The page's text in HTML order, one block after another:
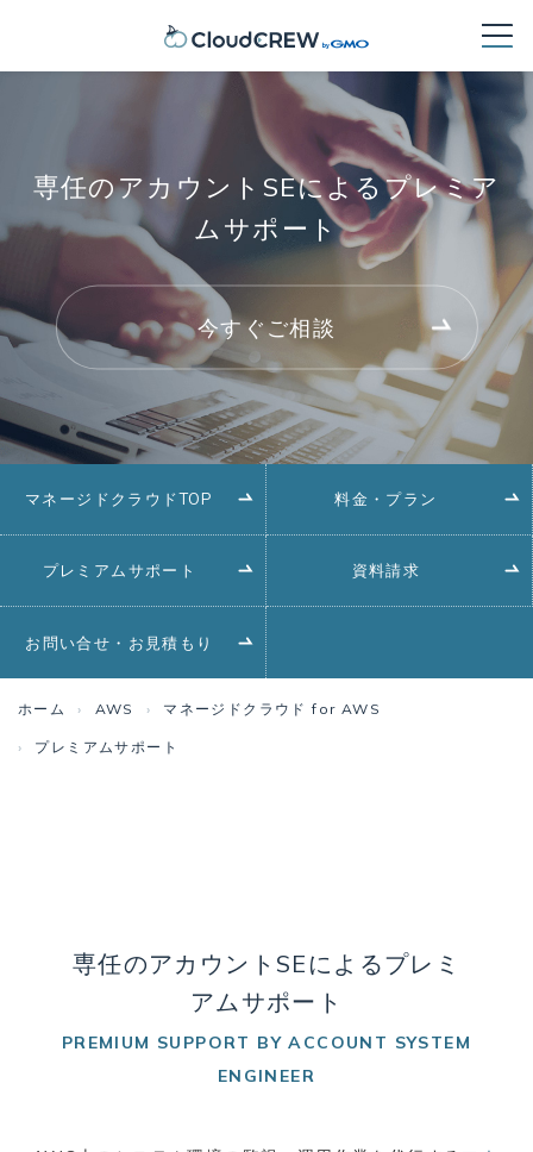
専任のアカウントSEによるプレミア
ムサポート
今すぐご相談
マネージドクラウドTOP 料金・プラン
プレミアムサポート 資料請求
お問い合せ・お見積もり
ホーム AWS マネージドクラウド for AWS
プレミアムサポート
専任のアカウントSEによるプレミ
アムサポート
PREMIUM SUPPORT BY ACCOUNT SYSTEM
ENGINEER